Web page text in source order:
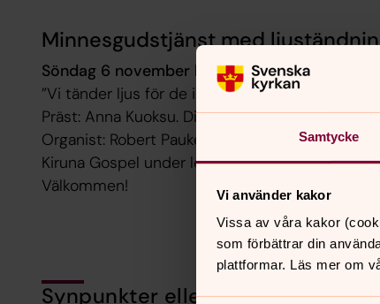
Samtycke
Vi använder kakor
Vissa av våra kakor
som förbättrar din
plattformar. Läs mer om
Minnesgudstjänst med
Söndag 6 november kl 18:00, Kiruna kyrka
”Vi tänder ljus för de i vår församling som avlidit
Präst: Anna Kuoksu. Diakon: Inger Rauhala
Organist: Robert Pauker
Kiruna Gospel under ledning av Magnus
Välkommen!
Synpunkter eller frågor på